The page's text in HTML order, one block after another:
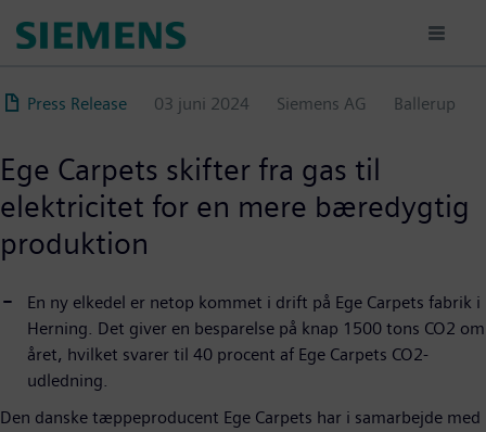
Press Release
03 juni 2024 Siemens AG Ballerup
Ege Carpets skifter fra gas til
elektricitet for en mere bæredygtig
produktion
En ny elkedel er netop kommet i drift på Ege Carpets fabrik i
Herning. Det giver en besparelse på knap 1500 tons CO2 om
året, hvilket svarer til 40 procent af Ege Carpets CO2-
udledning.
Den danske tæppeproducent Ege Carpets har i samarbejde med